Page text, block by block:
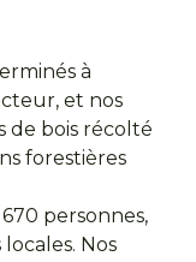
à
et nos
de bois récolté
forestières
personnes,
Nos